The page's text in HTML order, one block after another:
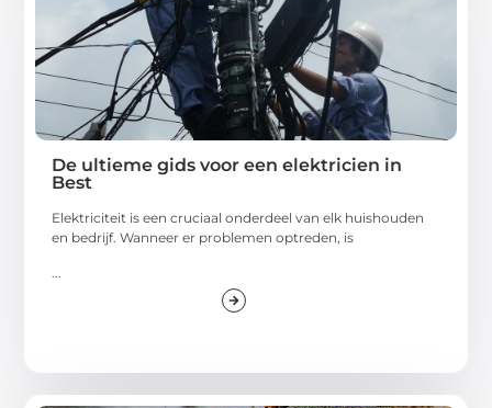
De ultieme gids voor een elektricien in
Best
Elektriciteit is een cruciaal onderdeel van elk huishouden
en bedrijf. Wanneer er problemen optreden, is
...